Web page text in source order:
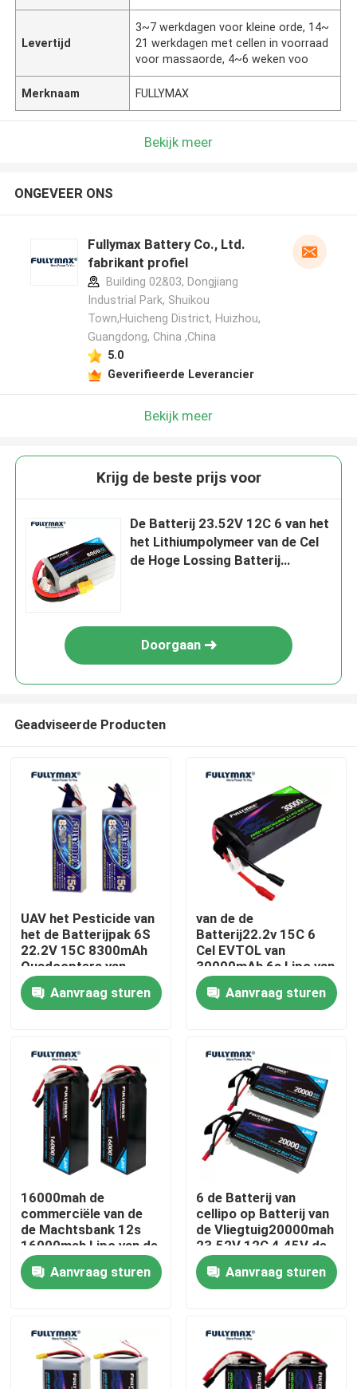
Thuis
Producten
Fabrieksreis
Kwaliteitscontrole
Contacteer ons
nieuws
Elektrische vliegtuigbatterij
UAV Hommelbatterij
Commerciële Hommelbatterij
Levertijd
3~7 werkdagen voor kleine orde, 14~
21 werkdagen met cellen in voorraad
voor massaorde, 4~6 weken voo
Merknaam FULLYMAX
Bekijk meer
ONGEVEER ONS
Fullymax Battery Co., Ltd.
fabrikant profiel
Building 02&03, Dongjiang
Industrial Park, Shuikou
Town,Huicheng District, Huizhou,
Guangdong, China ,China
5.0
Geverifieerde Leverancier
Bekijk meer
Krijg de beste prijs voor
De Batterij 23.52V 12C 6 van het
het Lithiumpolymeer van de Cel
de Hoge Lossing Batterij
Doorgaan
Geadviseerde Producten
UAV het Pesticide van
het de Batterijpak 6S
22.2V 15C 8300mAh
Quadcopters van
Hommellipo het
BespuitenAanvraag sturen
van de de
Batterij22.2v 15C 6
Cel EVTOL van
30000mAh 6s Lipo van
het de Ladingsvervoer
de Industrieas150
XT150 Stop
Aanvraag sturen
16000mah de
commerciële van de
de Machtsbank 12s
16000mah Lipo van de
Hommelbatterij van de
het Lithiumbatterij
23.52V 12C LiHV
Aanvraag sturen
6 de Batterij van
cellipo op Batterij van
de Vliegtuig20000mah
23.52V 12C 4.45V de
Commerciële Hommel
Aanvraag sturen